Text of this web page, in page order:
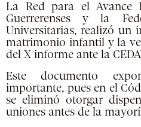
La Red para el Avance
Guerrerenses y la
Universitarias, realizó un
matrimonio infantil y la
del X informe ante la
Este documento
importante, pues en el
se eliminó otorgar
uniones antes de la